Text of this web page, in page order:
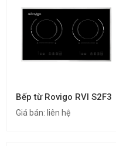
Bếp từ Rovigo RVI S2F3
Giá bán: liên hệ